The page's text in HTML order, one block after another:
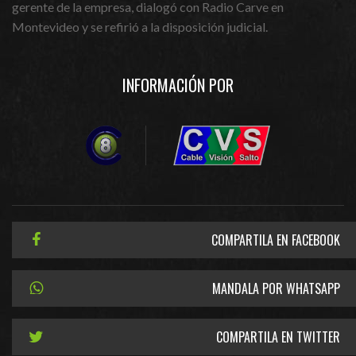
gerente de la empresa, dialogó con Radio Carve en
Montevideo y se refirió a la disposición judicial.
INFORMACIÓN POR
COMPARTILA EN FACEBOOK
MANDALA POR WHATSAPP
COMPARTILA EN TWITTER